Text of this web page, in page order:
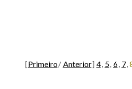
[Primeiro/ Anterior] 4, 5, 6, 7,